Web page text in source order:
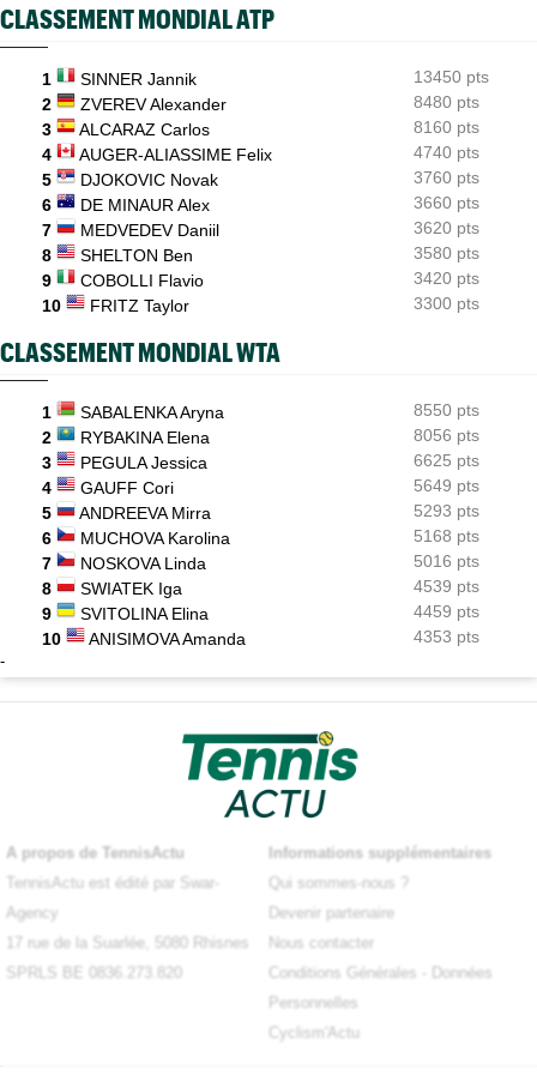
12 matchs, 12 victoires : les équipes de France U12 démarrent
09:50
ATP - Cincinnati
En larmes à Montréal, Jack Draper est annoncé à Cincinnati
09:03
ATP - Règlement
La proposition de Novak Djokovic : "Jouer jusqu’à quatre jeux"
CLASSEMENT MONDIAL ATP
1 SINNER Jannik
13450 pts
2
ZVEREV Alexander
8480 pts
3
ALCARAZ Carlos
8160 pts
4
AUGER-ALIASSIME Felix
4740 pts
5
DJOKOVIC Novak
3760 pts
6
DE MINAUR Alex
3660 pts
7
MEDVEDEV Daniil
3620 pts
8
SHELTON Ben
3580 pts
9
COBOLLI Flavio
3420 pts
10
FRITZ Taylor 3300 pts
CLASSEMENT MONDIAL WTA
1 SABALENKA Aryna
8550 pts
2
RYBAKINA Elena
8056 pts
3
PEGULA Jessica
6625 pts
4
GAUFF Cori
5649 pts
5
ANDREEVA Mirra
5293 pts
6
MUCHOVA Karolina
5168 pts
7
NOSKOVA Linda
5016 pts
8
SWIATEK Iga
4539 pts
9
SVITOLINA Elina
4459 pts
10
ANISIMOVA Amanda 4353 pts
-
A propos de TennisActu
TennisActu est édité par Swar-
Agency
17 rue de la Suarlée, 5080 Rhisnes
SPRLS BE 0836.273.820
Informations supplémentaires
Qui sommes-nous ?
Devenir partenaire
Nous contacter
Conditions Générales
Données
Personnelles
Cyclism'Actu